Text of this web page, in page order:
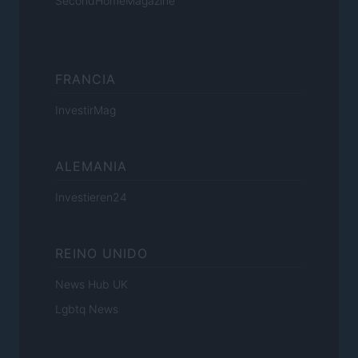
FRANCIA
InvestirMag
ALEMANIA
Investieren24
REINO UNIDO
News Hub UK
Lgbtq News